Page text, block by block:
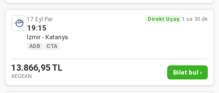
17 Eyl Per Direkt Uçuş 1 sa 30 dk
19:15
İzmir - Katanya
ADB · CTA
13.866,95 TL
AEGEAN
Bilet bul ›